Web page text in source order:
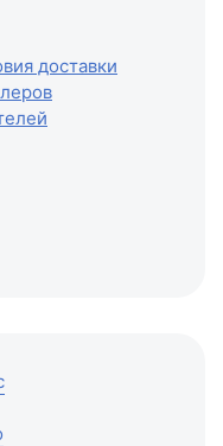
доставки